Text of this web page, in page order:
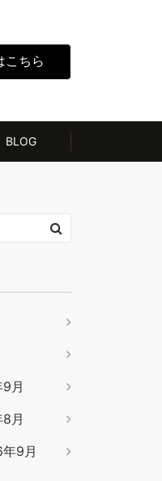
こちら
BLOG
月
月
9月